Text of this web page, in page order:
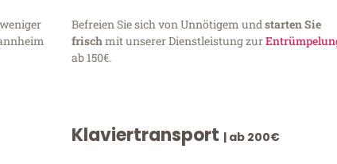
Befreien Sie sich von Unnötigem undstarten Sie
frischmit unserer Dienstleistung zur
ab 150€.
Klaviertransport | ab 200€